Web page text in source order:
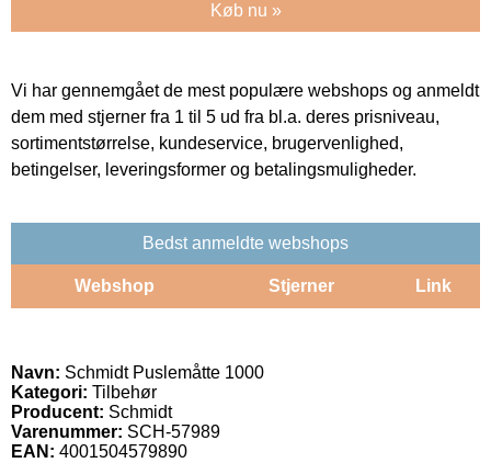
Køb nu »
Vi har gennemgået de mest populære webshops og anmeldt
dem med stjerner fra 1 til 5 ud fra bl.a. deres prisniveau,
sortimentstørrelse, kundeservice, brugervenlighed,
betingelser, leveringsformer og betalingsmuligheder.
Bedst anmeldte webshops
Webshop Stjerner Link
Navn: Schmidt Puslemåtte 1000
Kategori: Tilbehør
Producent: Schmidt
Varenummer: SCH-57989
EAN: 4001504579890